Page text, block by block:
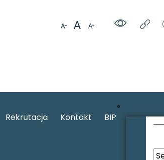
Rekrutacja Kontakt BIP